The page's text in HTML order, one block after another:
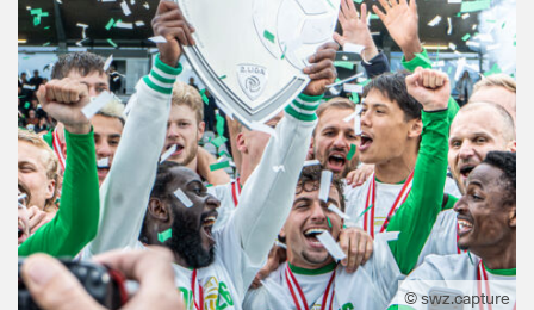
© swz.capture